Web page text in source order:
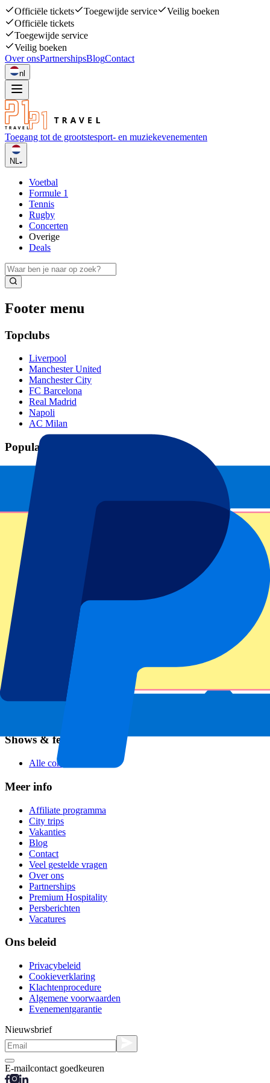
Officiële tickets Toegewijde service
Veilig boeken
Officiële tickets
Toegewijde service
Veilig boeken
Over onsPartnershipsBlogContact
nl
Toegang tot de grootstesport- en muziekevenementen
NL
Voetbal
Formule 1
Tennis
Rugby
Concerten
Overige
Deals
Footer menu
Topclubs
Liverpool
Manchester United
Manchester City
FC Barcelona
Real Madrid
Napoli
AC Milan
Populaire events
GP Spanje
GP Nederland
GP Italië
GP Singapore
Alle sporten
Voetbalcompetities
Champions League
Premier League
Shows & festivals
Alle concerten
Meer info
Affiliate programma
City trips
Vakanties
Blog
Contact
Veel gestelde vragen
Over ons
Partnerships
Premium Hospitality
Persberichten
Vacatures
Ons beleid
Privacybeleid
Cookieverklaring
Klachtenprocedure
Algemene voorwaarden
Evenementgarantie
Nieuwsbrief
E-mailcontact goedkeuren